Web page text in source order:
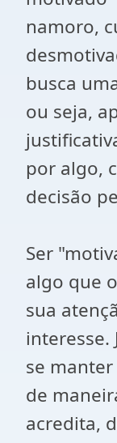
namoro,
busca
ou seja,
por algo,
decisão
Ser
algo que
sua
interesse.
se
de
acredita,